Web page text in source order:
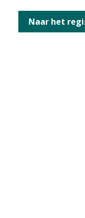
Naar het